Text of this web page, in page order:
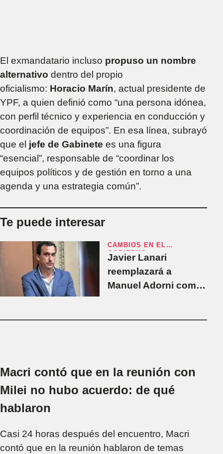
El exmandatario incluso propuso un nombre
alternativo dentro del propio
oficialismo: Horacio Marín, actual presidente de
YPF, a quien definió como “una persona idónea,
con perfil técnico y experiencia en conducción y
coordinación de equipos”. En esa línea, subrayó
que el jefe de Gabinete es una figura
“esencial”, responsable de “coordinar los
equipos políticos y de gestión en torno a una
agenda y una estrategia común”.
Te puede interesar
CAMBIOS EN EL
GOBIERNO
Javier Lanari
reemplazará a
Manuel Adorni como
Macri contó que en la reunión con
Milei no hubo acuerdo: de qué
hablaron
Casi 24 horas después del encuentro, Macri
contó que en la reunión hablaron de temas